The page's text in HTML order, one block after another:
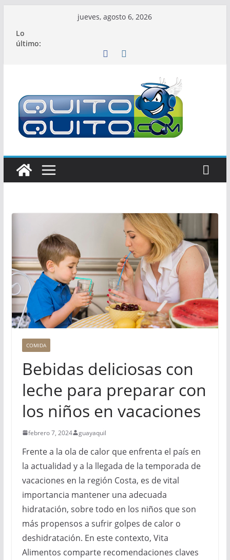
contenido
jueves, agosto 6, 2026
Lo
último:
COMIDA
Bebidas deliciosas con
leche para preparar con
los niños en vacaciones
febrero 7, 2024 guayaquil
Frente a la ola de calor que enfrenta el país en
la actualidad y a la llegada de la temporada de
vacaciones en la región Costa, es de vital
importancia mantener una adecuada
hidratación, sobre todo en los niños que son
más propensos a sufrir golpes de calor o
deshidratación. En este contexto, Vita
Alimentos comparte recomendaciones claves